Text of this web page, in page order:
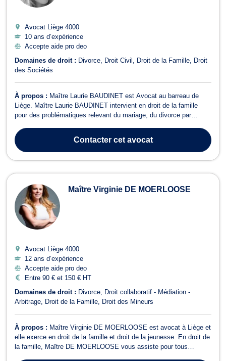
Avocat Liège 4000
10 ans d’expérience
Accepte aide pro deo
Domaines de droit : Divorce Droit Civil Droit de la Famille
Droit
des Sociétés
À propos : Maître Laurie BAUDINET est Avocat au barreau de
Liège. Maître Laurie BAUDINET intervient en droit de la famille
pour des problématiques relevant du mariage, du divorce par
la cohabitation légale ou de fait ainsi que dans tous les aspects de
la liquidation du pat...Contactercet avocat
Maître Virginie DE MOERLOOSE
Avocat Liège 4000
12 ans d’expérience
Accepte aide pro deo
Entre 90 € et 150 € HT
Domaines de droit : Divorce
Droit collaboratif - Médiation -
Arbitrage
Droit de la Famille Droit des Mineurs
À propos : Maître Virginie DE MOERLOOSE est avocat à Liège et
elle exerce en droit de la famille et droit de la jeunesse. En droit de
la famille, Maître DE MOERLOOSE vous assiste pour tous